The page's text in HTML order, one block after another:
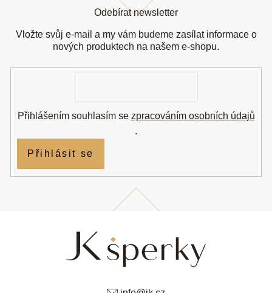
Odebírat newsletter
Vložte svůj e-mail a my vám budeme zasílat informace o
nových produktech na našem e-shopu.
Přihlášením souhlasím se zpracováním osobních údajů
.
Přihlásit se